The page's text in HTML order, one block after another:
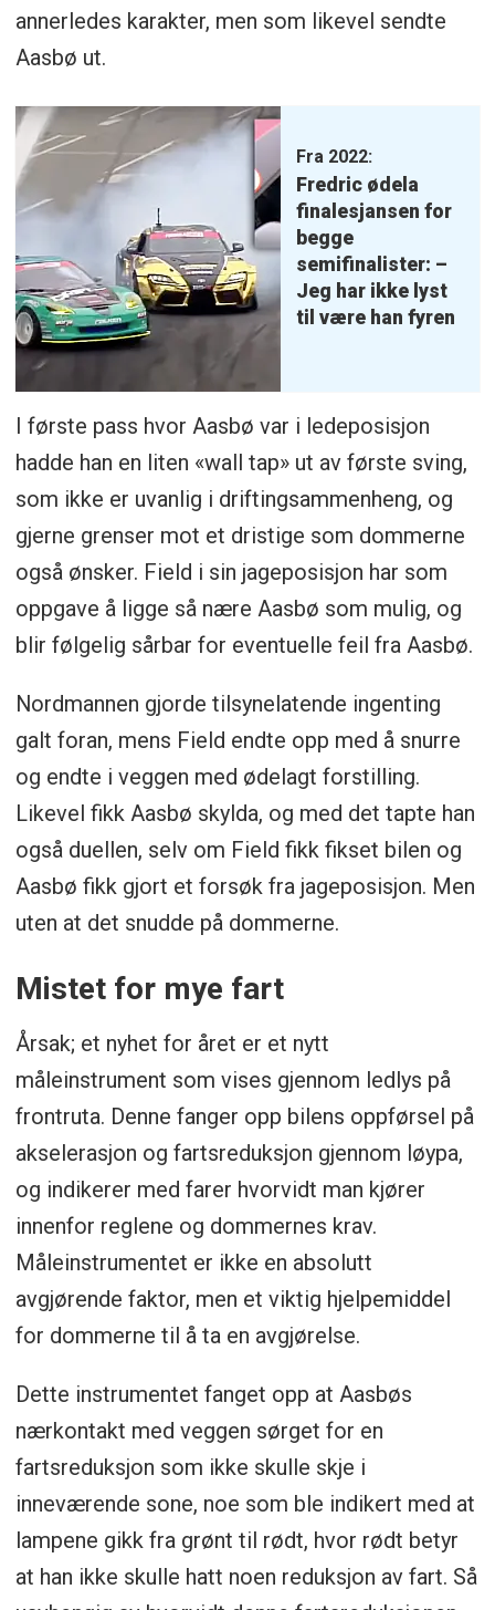
annerledes karakter, men som likevel sendte
Aasbø ut.
Fra 2022:
Fredric ødela
finalesjansen for
begge
semifinalister: –
Jeg har ikke lyst
til være han fyren
I første pass hvor Aasbø var i ledeposisjon
hadde han en liten «wall tap» ut av første sving,
som ikke er uvanlig i driftingsammenheng, og
gjerne grenser mot et dristige som dommerne
også ønsker. Field i sin jageposisjon har som
oppgave å ligge så nære Aasbø som mulig, og
blir følgelig sårbar for eventuelle feil fra Aasbø.
Nordmannen gjorde tilsynelatende ingenting
galt foran, mens Field endte opp med å snurre
og endte i veggen med ødelagt forstilling.
Likevel fikk Aasbø skylda, og med det tapte han
også duellen, selv om Field fikk fikset bilen og
Aasbø fikk gjort et forsøk fra jageposisjon. Men
uten at det snudde på dommerne.
Mistet for mye fart
Årsak; et nyhet for året er et nytt
måleinstrument som vises gjennom ledlys på
frontruta. Denne fanger opp bilens oppførsel på
akselerasjon og fartsreduksjon gjennom løypa,
og indikerer med farer hvorvidt man kjører
innenfor reglene og dommernes krav.
Måleinstrumentet er ikke en absolutt
avgjørende faktor, men et viktig hjelpemiddel
for dommerne til å ta en avgjørelse.
Dette instrumentet fanget opp at Aasbøs
nærkontakt med veggen sørget for en
fartsreduksjon som ikke skulle skje i
inneværende sone, noe som ble indikert med at
lampene gikk fra grønt til rødt, hvor rødt betyr
at han ikke skulle hatt noen reduksjon av fart. Så